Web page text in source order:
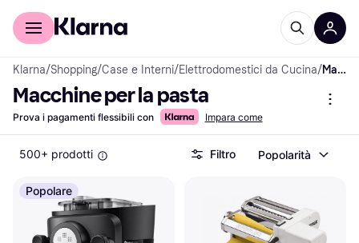
Per il tuo shopping
Klarna/Shopping/Case e Interni/Elettrodomestici da Cucina/ Macchine per la pasta
Macchine per la pasta
Prova i pagamenti flessibili con Impara come
500+ prodotti Filtro Popolarità
Popolare